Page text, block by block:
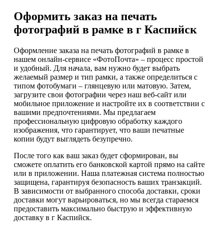
Оформить заказ на печать
фотографий в рамке в г Каспийск
Оформление заказа на печать фотографий в рамке в
нашем онлайн-сервисе «ФотоПочта» – процесс простой
и удобный. Для начала, вам нужно будет выбрать
желаемый размер и тип рамки, а также определиться с
типом фотобумаги – глянцевую или матовую. Затем,
загрузите свои фотографии через наш веб-сайт или
мобильное приложение и настройте их в соответствии с
вашими предпочтениями. Мы предлагаем
профессиональную цифровую обработку каждого
изображения, что гарантирует, что ваши печатные
копии будут выглядеть безупречно.
После того как ваш заказ будет сформирован, вы
сможете оплатить его банковской картой прямо на сайте
или в приложении. Наша платежная система полностью
защищена, гарантируя безопасность ваших транзакций.
В зависимости от выбранного способа доставки, сроки
доставки могут варьироваться, но мы всегда стараемся
предоставить максимально быструю и эффективную
доставку в г Каспийск.